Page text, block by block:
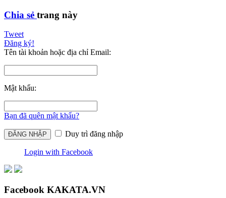
Chia sẻ trang này
Tweet
Đăng ký!
Tên tài khoản hoặc địa chỉ Email:
Mật khẩu:
Bạn đã quên mật khẩu?
Duy trì đăng nhập
Login with Facebook
Facebook KAKATA.VN